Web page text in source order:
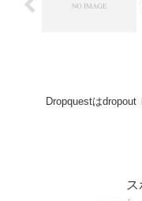
Dropquestはdropout